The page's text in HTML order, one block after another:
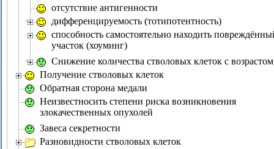
отсутствие антигенности
дифференцируемость (тотипотентность)
способность самостоятельно находить
участок (хоуминг)
Снижение количества стволовых клеток с возрастом
Получение стволовых клеток
Обратная сторона медали
Неизвестносить степени риска возникновения
злокачественных опухолей
Завеса секретности
Разновидности стволовых клеток